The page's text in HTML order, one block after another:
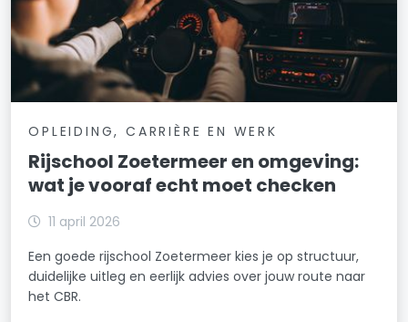
OPLEIDING, CARRIÈRE EN WERK
Rijschool Zoetermeer en omgeving:
wat je vooraf echt moet checken
11 april 2026
Een goede rijschool Zoetermeer kies je op structuur,
duidelijke uitleg en eerlijk advies over jouw route naar
het CBR.